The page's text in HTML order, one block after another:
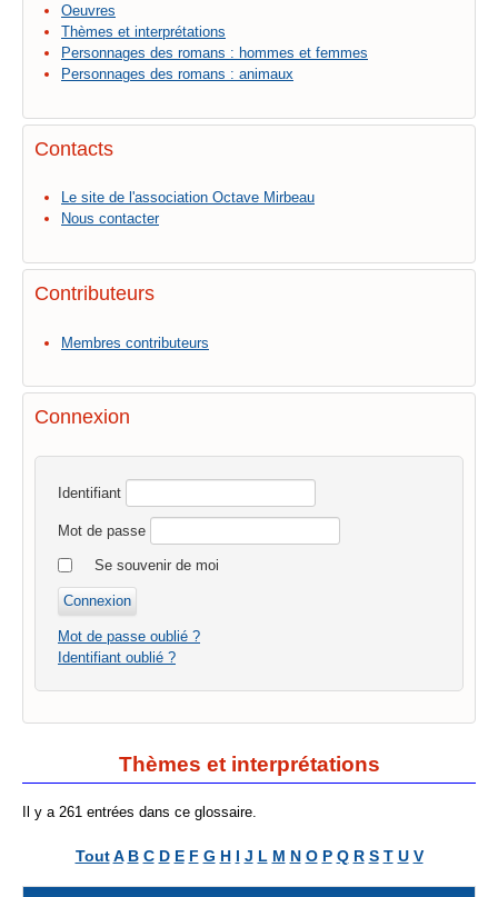
Oeuvres
Thèmes et interprétations
Personnages des romans : hommes et femmes
Personnages des romans : animaux
Contacts
Le site de l'association Octave Mirbeau
Nous contacter
Contributeurs
Membres contributeurs
Connexion
Identifiant
Mot de passe
Se souvenir de moi
Mot de passe oublié ?
Identifiant oublié ?
Thèmes et interprétations
Il y a 261 entrées dans ce glossaire.
Tout A B C D E F G H I J L M N O P Q R S T U V